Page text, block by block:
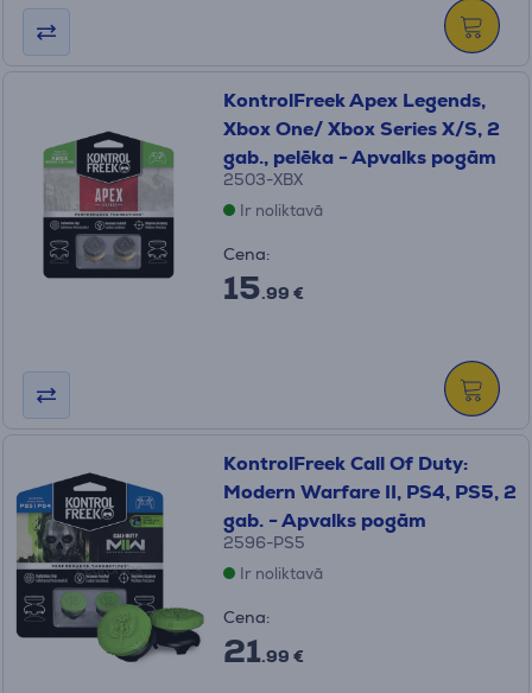
KontrolFreek Apex Legends,
Xbox One/ Xbox Series X/S, 2
gab., pelēka - Apvalks pogām
2503-XBX
Ir noliktavā
Cena:
15.99 €
KontrolFreek Call Of Duty:
Modern Warfare II, PS4, PS5, 2
gab. - Apvalks pogām
2596-PS5
Ir noliktavā
Cena:
21.99 €